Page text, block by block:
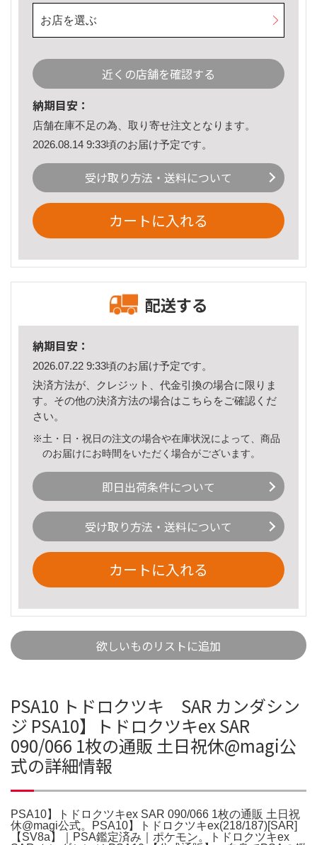
お店を選ぶ
近くの店舗を確認する
納期目安：
店舗在庫不足の為、取り寄せ注文となります。
2026.08.14 9:33頃のお届け予定です。
受け取り方法・送料について
カートに入れる
配送する
納期目安：
2026.07.22 9:33頃のお届け予定です。
決済方法が、クレジット、代金引換の場合に限りま
す。その他の決済方法の場合はこちら をご確認くだ
さい。
※土・日・祝日の注文の場合や在庫状況によって、商品
のお届けにお時間をいただく場合がございます。
即日出荷条件について
受け取り方法・送料について
カートに入れる
欲しいものリストに追加
PSA10 トドロクツキ SAR カンダシン
ジ PSA10】トドロクツキex SAR
090/066 1枚の通販 土日祝休@magi公
式の詳細情報
PSA10】トドロクツキex SAR 090/066 1枚の通販 土日祝
休@magi公式。PSA10】トドロクツキex(218/187)[SAR]
【SV8a】｜PSA鑑定済み｜ポケモン。トドロクツキex